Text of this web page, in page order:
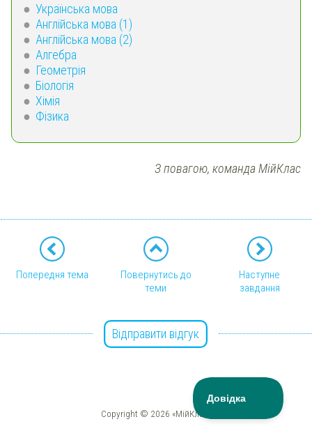
Українська мова
Англійська мова (1)
Англійська мова (2)
Алгебра
Геометрія
Біологія
Хімія
Фізика
З повагою, команда МійКлас
Попередня тема
Повернутись до
теми
Наступне
завдання
Відправити відгук
Copyright © 2026 «МійКлас»